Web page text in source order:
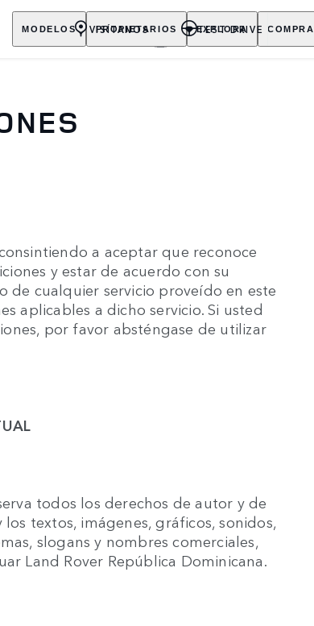
MODELOS PROPIETARIOS EXPLORA COMPRA
VISÍTANOS TEST DRIVE
a aceptar que reconoce
y estar de acuerdo con su
de cualquier servicio proveído en este
aplicables a dicho servicio. Si usted
por favor absténgase de utilizar
todos los derechos de autor y de
textos, imágenes, gráficos, sonidos,
slogans y nombres comerciales,
Land Rover República Dominicana.